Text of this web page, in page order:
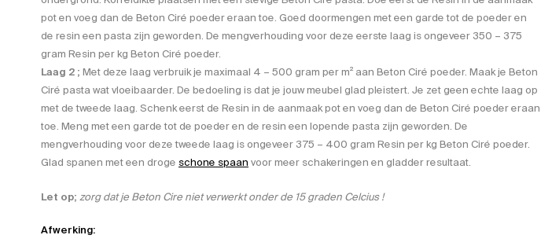
pot en voeg dan de Beton Ciré poeder eraan toe. Goed doormengen met een garde tot de poeder en
de resin een pasta zijn geworden. De mengverhouding voor deze eerste laag is ongeveer 350 – 375
gram Resin per kg Beton Ciré poeder.
Laag 2 ; Met deze laag verbruik je maximaal 4 – 500 gram per m² aan Beton Ciré poeder. Maak je Beton
Ciré pasta wat vloeibaarder. De bedoeling is dat je jouw meubel glad pleistert. Je zet geen echte laag op
met de tweede laag. Schenk eerst de Resin in de aanmaak pot en voeg dan de Beton Ciré poeder eraan
toe. Meng met een garde tot de poeder en de resin een lopende pasta zijn geworden. De
mengverhouding voor deze tweede laag is ongeveer 375 – 400 gram Resin per kg Beton Ciré poeder.
Glad spanen met een droge schone spaan voor meer schakeringen en gladder resultaat.
Let op; zorg dat je Beton Cire niet verwerkt onder de 15 graden Celcius !
Afwerking: